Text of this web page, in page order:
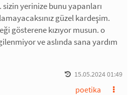
sizin yerinize bunu yapanları
güzel kardeşim.
gösterene kızıyor musun. o
ve aslında sana yardım
15.05.2024 01:49
poetika